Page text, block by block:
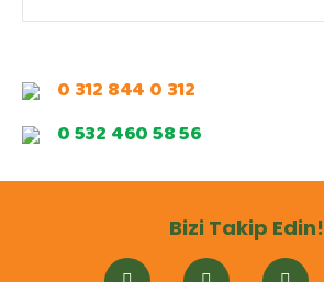
0 312 844 0 312
0 532 460 58 56
Bizi Takip Edin!